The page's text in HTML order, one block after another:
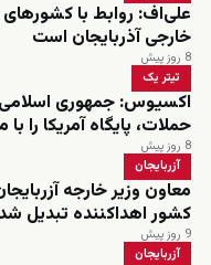
علی‌اف: روابط با
خارجی آذربایجان است
8 روز پیش
تیتر یک
اکسیوس: جمهوری
حملات، پایگاه آمریکا
8 روز پیش
آزربایجان
معاون وزیر خارجه
کشور اهداکننده تبدیل شد
9 روز پیش
آزربایجان